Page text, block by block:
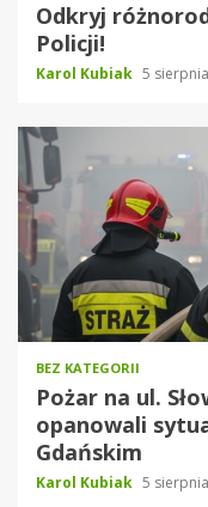
Odkryj
Policji!
Karol Kubiak 5
BEZ KATEGORII
Pożar na ul.
opanowali
Gdańskim
Karol Kubiak 5